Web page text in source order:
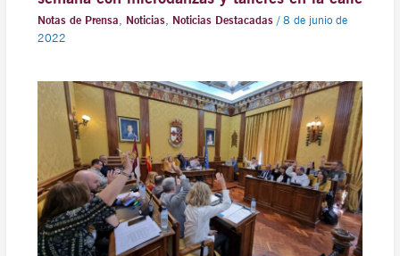
Notas de Prensa Noticias, Noticias Destacadas/ 8 de junio de
2022